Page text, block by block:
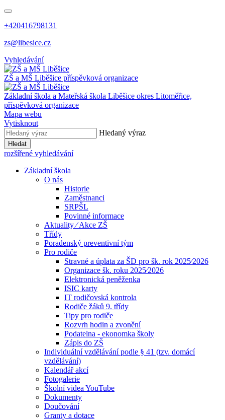
+420416798131
zs@libesice.cz
Vyhledávání
ZŠ a MŠ Liběšice příspěvková organizace
Základní škola a Mateřská škola Liběšice okres Litoměřice,
příspěvková organizace
Mapa webu
Vytisknout
Hledaný výraz
Hledat
rozšířené vyhledávání
Základní škola
O nás
Historie
Zaměstnanci
SRPŠL
Povinné informace
Aktuality ⁄ Akce ZŠ
Třídy
Poradenský preventivní tým
Pro rodiče
Stravné a úplata za ŠD pro šk. rok 2025⁄2026
Organizace šk. roku 2025⁄2026
Elektronická peněženka
ISIC karty
IT rodičovská kontrola
Rodiče žáků 9. třídy
Tipy pro rodiče
Rozvrh hodin a zvonění
Podatelna - ekonomka školy
Zápis do ZŠ
Individuální vzdělávání podle § 41 (tzv. domácí
vzdělávání)
Kalendář akcí
Fotogalerie
Školní videa YouTube
Dokumenty
Doučování
Granty a dotace